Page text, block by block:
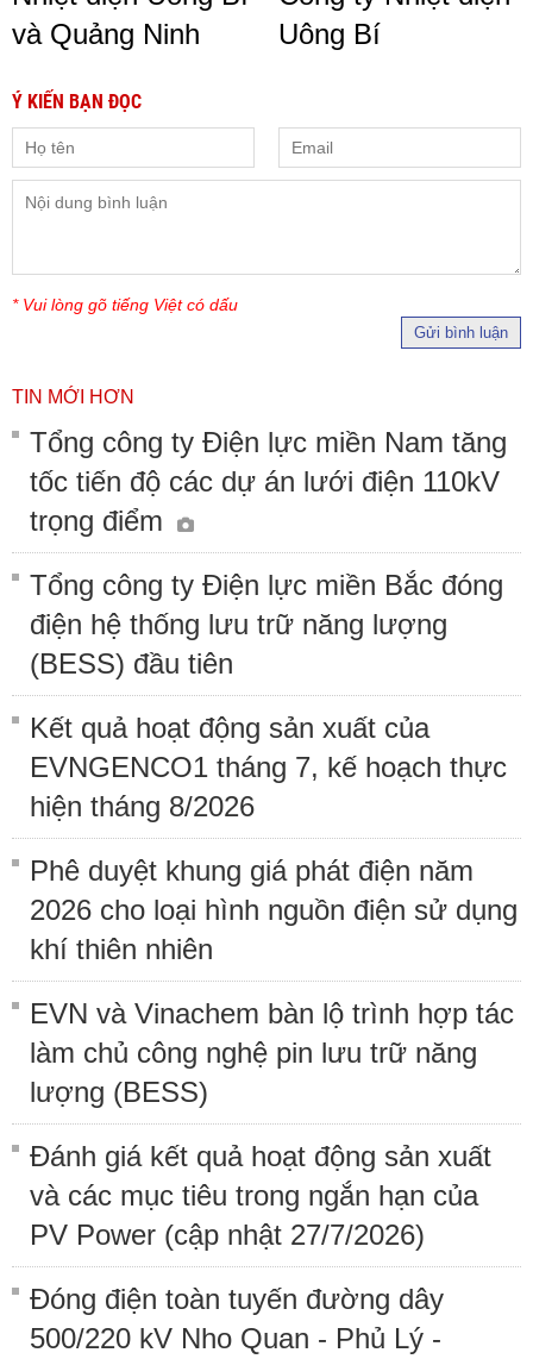
và Quảng Ninh
Uông Bí
Ý KIẾN BẠN ĐỌC
* Vui lòng gõ tiếng Việt có dấu
Gửi bình luận
TIN MỚI HƠN
Tổng công ty Điện lực miền Nam tăng
tốc tiến độ các dự án lưới điện 110kV
trọng điểm
Tổng công ty Điện lực miền Bắc đóng
điện hệ thống lưu trữ năng lượng
(BESS) đầu tiên
Kết quả hoạt động sản xuất của
EVNGENCO1 tháng 7, kế hoạch thực
hiện tháng 8/2026
Phê duyệt khung giá phát điện năm
2026 cho loại hình nguồn điện sử dụng
khí thiên nhiên
EVN và Vinachem bàn lộ trình hợp tác
làm chủ công nghệ pin lưu trữ năng
lượng (BESS)
Đánh giá kết quả hoạt động sản xuất
và các mục tiêu trong ngắn hạn của
PV Power (cập nhật 27/7/2026)
Đóng điện toàn tuyến đường dây
500/220 kV Nho Quan - Phủ Lý -